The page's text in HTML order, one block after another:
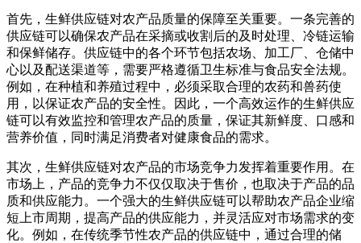
首先，生鲜供应链对农产品质量的保障至关重要。一条完善的
供应链可以确保农产品在采摘或收割后的及时处理、冷链运输
和保鲜储存。供应链中的各个环节包括农场、加工厂、仓储中
心以及配送渠道等，需要严格遵循卫生标准与食品安全法规。
例如，在种植和养殖过程中，必须采取合理的农药和兽药使
用，以保证农产品的安全性。因此，一个高效运作的生鲜供应
链可以有效监控和管理农产品的质量，保证其新鲜度、口感和
营养价值，同时满足消费者对健康食品的需求。
其次，生鲜供应链对农产品的市场竞争力发挥着重要作用。在
市场上，产品的竞争力不仅仅取决于售价，也取决于产品的品
质和供应能力。一个强大的生鲜供应链可以帮助农产品企业缩
短上市周期，提高产品的供应能力，并灵活应对市场需求的变
化。例如，在传统季节性农产品的供应链中，通过合理的储